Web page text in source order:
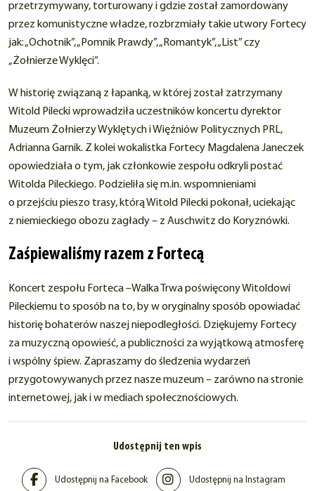
przetrzymywany, torturowany i gdzie został zamordowany
przez komunistyczne władze, rozbrzmiały takie utwory Fortecy
jak: „Ochotnik”, „Pomnik Prawdy”, „Romantyk”, „List” czy
„Żołnierze Wyklęci”.
W historię związaną z łapanką, w której został zatrzymany
Witold Pilecki wprowadziła uczestników koncertu dyrektor
Muzeum Żołnierzy Wyklętych i Więźniów Politycznych PRL,
Adrianna Garnik. Z kolei wokalistka Fortecy Magdalena Janeczek
opowiedziała o tym, jak członkowie zespołu odkryli postać
Witolda Pileckiego. Podzieliła się m.in. wspomnieniami
o przejściu pieszo trasy, którą Witold Pilecki pokonał, uciekając
z niemieckiego obozu zagłady – z Auschwitz do Koryznówki.
Zaśpiewaliśmy razem z Fortecą
Koncert zespołu Forteca –Walka Trwa poświęcony Witoldowi
Pileckiemu to sposób na to, by w oryginalny sposób opowiadać
historię bohaterów naszej niepodległości. Dziękujemy Fortecy
za muzyczną opowieść, a publiczności za wyjątkową atmosferę
i wspólny śpiew. Zapraszamy do śledzenia wydarzeń
przygotowywanych przez nasze muzeum – zarówno na stronie
internetowej, jak i w mediach społecznościowych.
Udostępnij ten wpis
Udostępnij na Facebook Udostępnij na Instagram